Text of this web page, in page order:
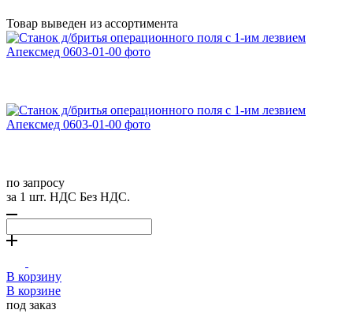
Товар выведен из ассортимента
по запросу
за 1 шт. НДС Без НДС.
В корзину
В корзине
под заказ